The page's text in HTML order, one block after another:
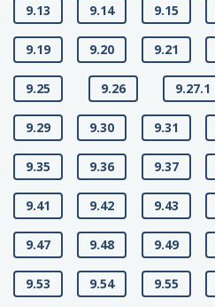
9.13 9.14 9.15
9.19 9.20 9.21
9.25 9.26 9.27.1
9.29 9.30 9.31
9.35 9.36 9.37
9.41 9.42 9.43
9.47 9.48 9.49
9.53 9.54 9.55